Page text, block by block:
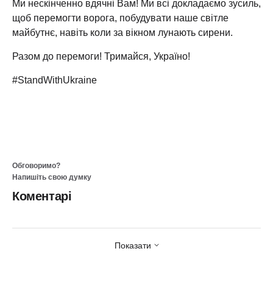
Ми нескінченно вдячні Вам! Ми всі докладаємо зусиль,
щоб перемогти ворога, побудувати наше світле
майбутнє, навіть коли за вікном лунають сирени.
Разом до перемоги! Тримайся, Україно!
#StandWithUkraine
Обговоримо?
Напишіть свою думку
Коментарі
Показати